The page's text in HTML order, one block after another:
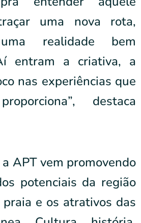
uma nova rota,
realidade bem
entram a criativa, a
nas experiências que
destaca
APT vem promovendo
potenciais da região
e os atrativos das